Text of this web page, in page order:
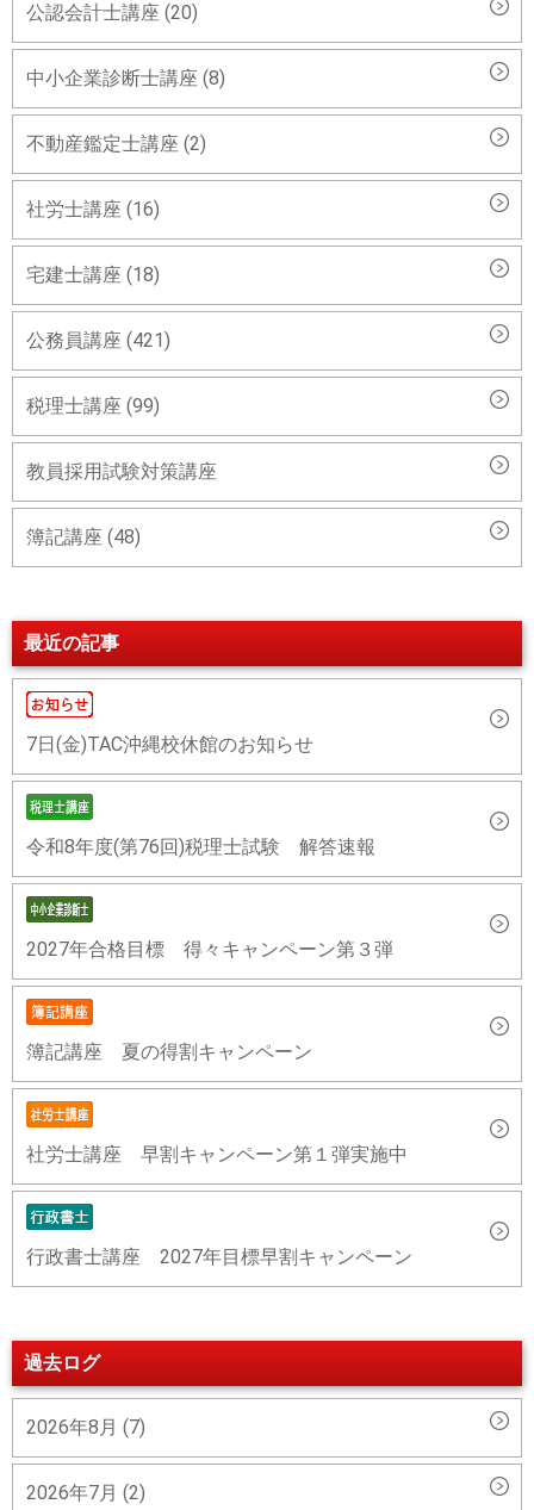
公認会計士講座 (20)
中小企業診断士講座 (8)
不動産鑑定士講座 (2)
社労士講座 (16)
宅建士講座 (18)
公務員講座 (421)
税理士講座 (99)
教員採用試験対策講座
簿記講座 (48)
最近の記事
7日(金)TAC沖縄校休館のお知らせ
令和8年度(第76回)税理士試験 解答速報
2027年合格目標 得々キャンペーン第３弾
簿記講座 夏の得割キャンペーン
社労士講座 早割キャンペーン第１弾実施中
行政書士講座 2027年目標早割キャンペーン
過去ログ
2026年8月 (7)
2026年7月 (2)